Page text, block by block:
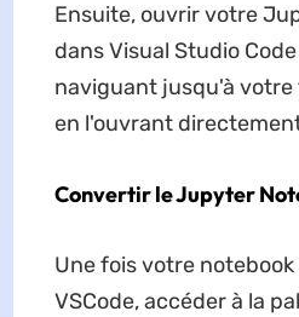
Ensuite, ouvrir votre
dans Visual Studio
naviguant jusqu'à
en l'ouvrant
Convertir le Jupyter
Une fois votre
VSCode, accéder à la